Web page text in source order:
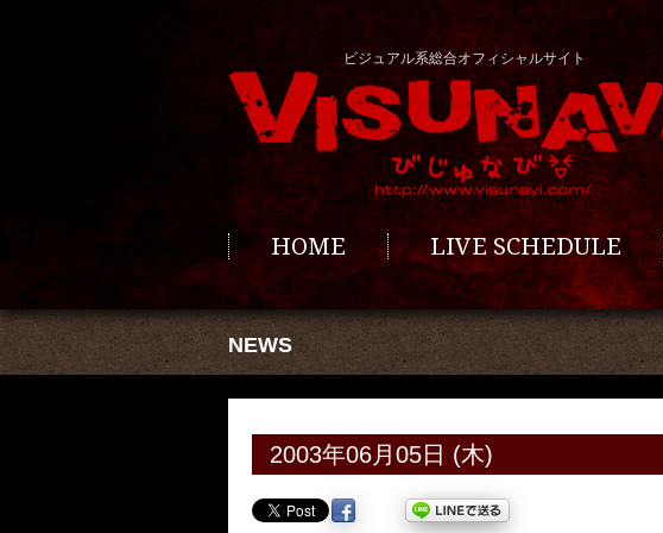
ビジュアル系総合オフィシャルサイト
HOME LIVE SCHEDULE
NEWS
2003年06月05日 (木)